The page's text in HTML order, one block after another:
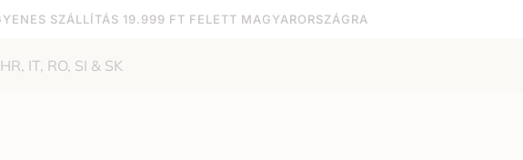
SZÁLLÍTÁS 19.999 FT FELETT MAGYARORSZÁGRA
IT, RO, SI & SK